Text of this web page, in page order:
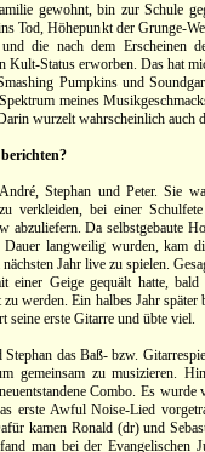
gewohnt, bin zur Schule
Tod, Höhepunkt der Grunge-
die nach dem Erscheinen
Kult-Status erworben. Das hat
Pumpkins und
meines
wurzelt wahrscheinlich
Stephan und Peter. Sie
verkleiden, bei einer
abzuliefern. Da selbstgebaute
Dauer langweilig wurden, kam
Jahr live zu spielen.
einer Geige gequält hatte,
werden. Ein halbes Jahr später
seine erste Gitarre und übte viel.
das Baß- bzw.
gemeinsam zu musizieren.
Combo. Es
erste Awful Noise-Lied
kamen Ronald (dr) und
man bei der Evangelischen